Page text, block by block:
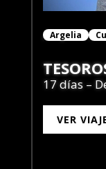
Argelia
17 días –
VER